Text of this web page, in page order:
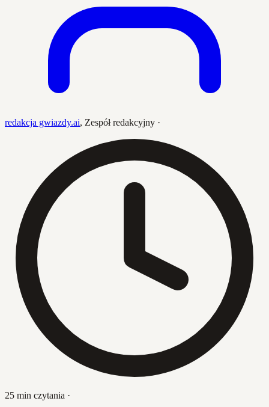
redakcja gwiazdy.ai, Zespół redakcyjny ·
25 min czytania ·